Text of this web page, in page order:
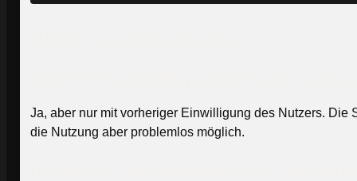
Ja, aber nur mit vorheriger Einwilligung des Nutzers.
die Nutzung aber problemlos möglich.